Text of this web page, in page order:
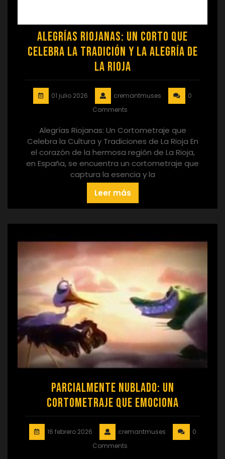
Alegrías Riojanas: Un Corto que
Celebra la Tradición y la Alegría de
La Rioja
01 julio 2026 cremantmuses
0
Comments
Alegrías Riojanas: Un Cortometraje que
Celebra la Cultura y Tradiciones de La Rioja En
el corazón de la hermosa región de La Rioja,
en España, se encuentra un cortometraje que
captura la esencia y la
Leer más
Parcialmente Nublado: Un
Cortometraje que Emociona
16 febrero 2026 cremantmuses
0
Comments